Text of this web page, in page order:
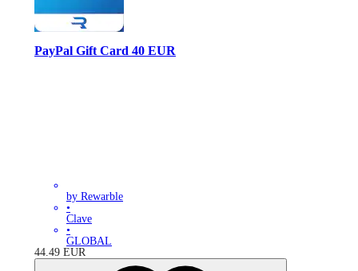
PayPal Gift Card 40 EUR
by Rewarble
•
Clave
•
GLOBAL
44.49 EUR